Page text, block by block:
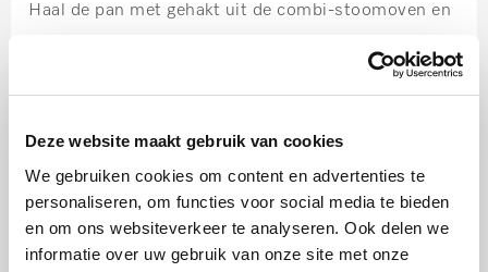
Deze website maakt gebruik van cookies
We gebruiken cookies om content en advertenties te
personaliseren, om functies voor social media te bieden
en om ons websiteverkeer te analyseren. Ook delen we
informatie over uw gebruik van onze site met onze
Haal de pan met gehakt uit de combi-stoomoven en
terug en stel de tijd nogmaals in op 10 minuten.